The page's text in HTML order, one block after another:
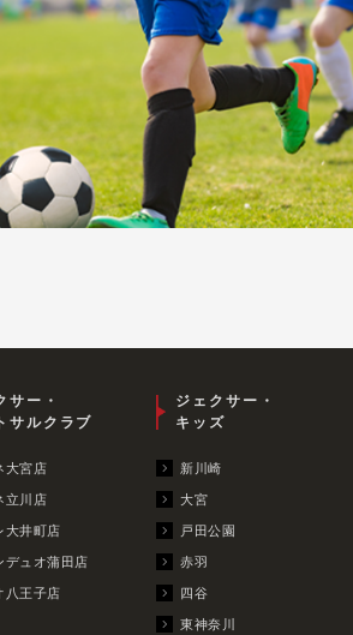
サー・
サルクラブ
大宮店
立川店
大井町店
デュオ蒲田店
八王子店
ジェクサー・
キッズ
新川崎
大宮
戸田公園
赤羽
四谷
東神奈川